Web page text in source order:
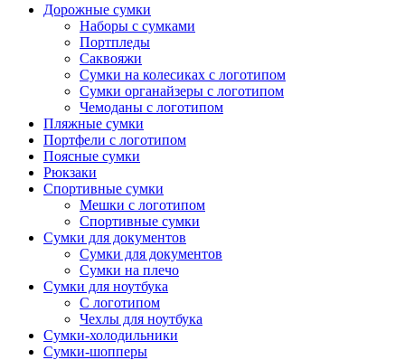
Дорожные сумки
Наборы с сумками
Портпледы
Саквояжи
Сумки на колесиках с логотипом
Сумки органайзеры с логотипом
Чемоданы с логотипом
Пляжные сумки
Портфели с логотипом
Поясные сумки
Рюкзаки
Спортивные сумки
Мешки с логотипом
Спортивные сумки
Сумки для документов
Сумки для документов
Сумки на плечо
Сумки для ноутбука
С логотипом
Чехлы для ноутбука
Сумки-холодильники
Сумки-шопперы